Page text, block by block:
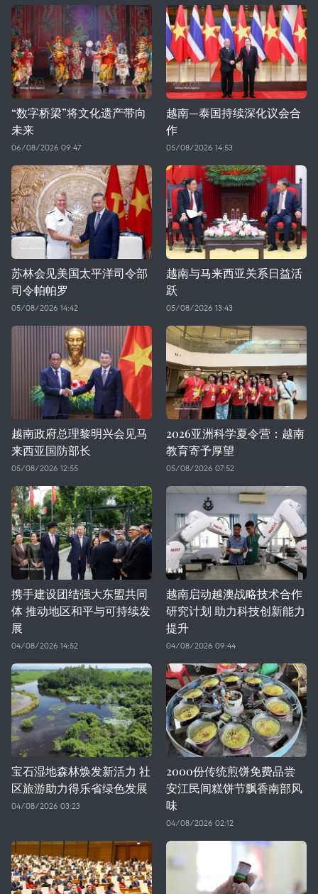
“数字桥梁”将文化遗产带向
未来
06/08/2026 09:47
越南—泰国持续深化议会合
作
05/08/2026 14:53
苏林会见美国太平洋司令部
司令帕帕罗
05/08/2026 14:42
越南与马来西亚关系日益活
跃
05/08/2026 13:43
越南政府总理黎明兴会见马
来西亚国防部长
05/08/2026 12:55
2026亚洲科学夏令营：越南
教育寄予厚望
05/08/2026 07:52
携手建设团结强大东盟共同
体 推动地区和平与可持续发
展
04/08/2026 14:52
越南启动越澳战略技术合作
研究计划 助力科技创新能力
提升
04/08/2026 09:44
宝石湿地森林焕发新活力 社
区旅游助力得乐省绿色发展
04/08/2026 03:23
2000份传统煎饼免费品尝
安江民间糕饼节飘香南部风
味
04/08/2026 02:12